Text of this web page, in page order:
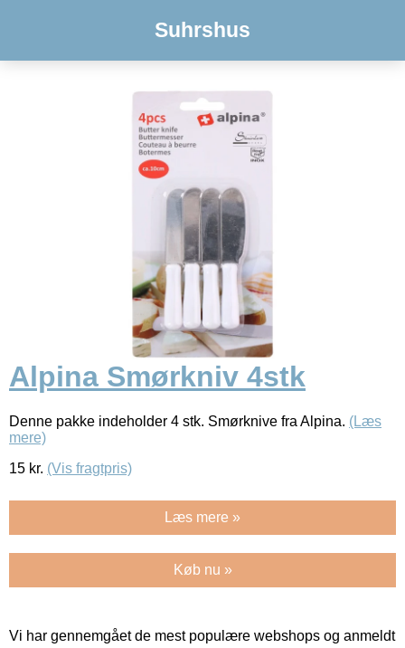
Suhrshus
Alpina Smørkniv 4stk
Denne pakke indeholder 4 stk. Smørknive fra Alpina. (Læs
mere)
15 kr. (Vis fragtpris)
Læs mere »
Køb nu »
Vi har gennemgået de mest populære webshops og anmeldt